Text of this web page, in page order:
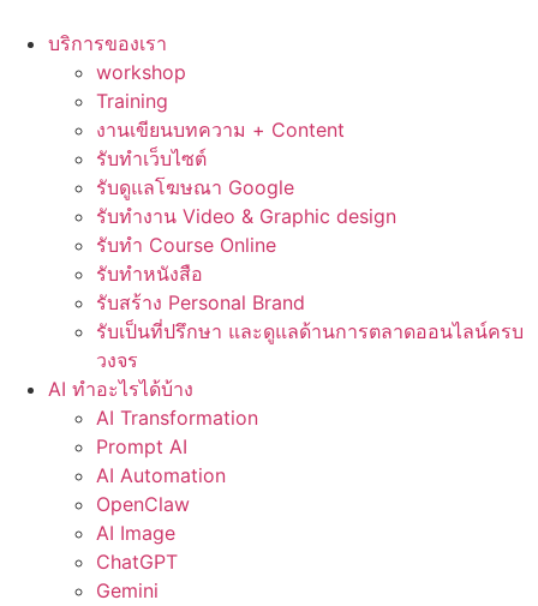
บริการของเรา
workshop
Training
งานเขียนบทความ + Content
รับทำเว็บไซต์
รับดูแลโฆษณา Google
รับทำงาน Video & Graphic design
รับทำ Course Online
รับทำหนังสือ
รับสร้าง Personal Brand
รับเป็นที่ปรึกษา และดูแลด้านการตลาดออนไลน์ครบ
วงจร
AI ทำอะไรได้บ้าง
AI Transformation
Prompt AI
AI Automation
OpenClaw
AI Image
ChatGPT
Gemini